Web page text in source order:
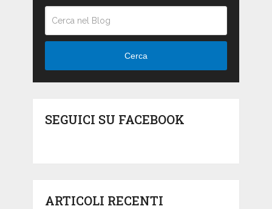
Cerca
SEGUICI SU FACEBOOK
ARTICOLI RECENTI